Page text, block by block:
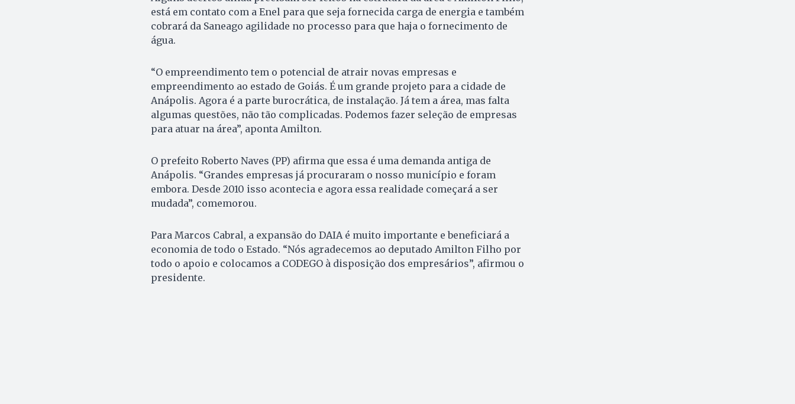
está em contato com a Enel para que seja fornecida carga de energia e também
cobrará da Saneago agilidade no processo para que haja o fornecimento de
água.
“O empreendimento tem o potencial de atrair novas empresas e
empreendimento ao estado de Goiás. É um grande projeto para a cidade de
Anápolis. Agora é a parte burocrática, de instalação. Já tem a área, mas falta
algumas questões, não tão complicadas. Podemos fazer seleção de empresas
para atuar na área”, aponta Amilton.
O prefeito Roberto Naves (PP) afirma que essa é uma demanda antiga de
Anápolis. “Grandes empresas já procuraram o nosso município e foram
embora. Desde 2010 isso acontecia e agora essa realidade começará a ser
mudada”, comemorou.
Para Marcos Cabral, a expansão do DAIA é muito importante e beneficiará a
economia de todo o Estado. “Nós agradecemos ao deputado Amilton Filho por
todo o apoio e colocamos a CODEGO à disposição dos empresários”, afirmou o
presidente.